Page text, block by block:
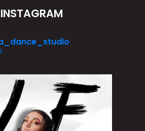
INSTAGRAM
ans, Lylie vit sa passion pour la